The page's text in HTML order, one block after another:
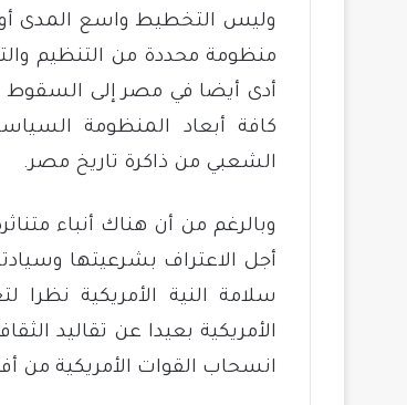
وليس التخطيط واسع المدى أو
منظومة محددة من التنظيم
أدى أيضا في مصر إلى السقوط
كافة أبعاد المنظومة
الشعبي من ذاكرة تاريخ مصر.
وبالرغم من أن هناك أنباء
أجل الاعتراف بشرعيتها
سلامة النية الأمريكية نظرا
الأمريكية بعيدا عن تقاليد
انسحاب القوات الأمريكية من